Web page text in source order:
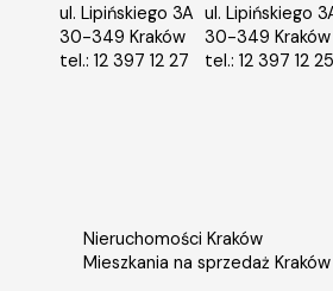
ul. Lipińskiego 3A
30-349 Kraków
tel.: 12 397 12 27
ul. Lipińskiego
30-349 Kraków
tel.: 12 397 12 25
Nieruchomości Kraków
Mieszkania na sprzedaż Kraków